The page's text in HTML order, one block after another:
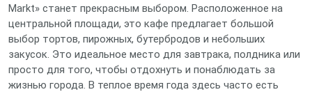
Markt» станет прекрасным выбором. Расположенное на
центральной площади, это кафе предлагает большой
выбор тортов, пирожных, бутербродов и небольших
закусок. Это идеальное место для завтрака, полдника или
просто для того, чтобы отдохнуть и понаблюдать за
жизнью города. В теплое время года здесь часто есть